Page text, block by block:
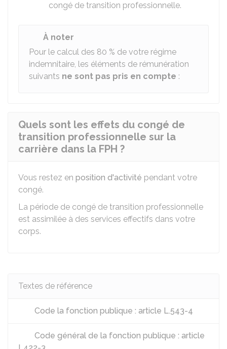
congé de transition professionnelle.
À noter
Pour le calcul des 80 % de votre régime
indemnitaire, les éléments de rémunération
suivants ne sont pas pris en compte :
Quels sont les effets du congé de
transition professionnelle sur la
carrière dans la FPH ?
Vous restez en position d'activité pendant votre
congé.
La période de congé de transition professionnelle
est assimilée à des services effectifs dans votre
corps.
Textes de référence
Code la fonction publique : article L.543-4
Code général de la fonction publique : article